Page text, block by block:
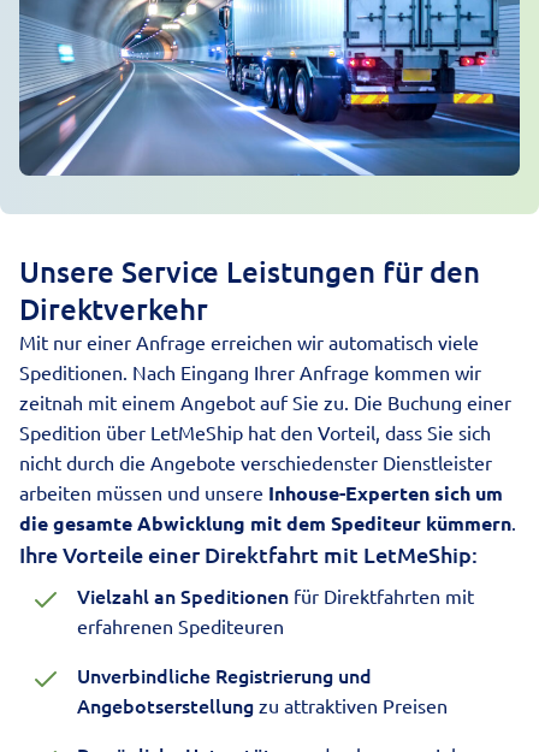
Unsere Service Leistungen für den
Direktverkehr
Mit nur einer Anfrage erreichen wir automatisch viele
Speditionen. Nach Eingang Ihrer Anfrage kommen wir
zeitnah mit einem Angebot auf Sie zu. Die Buchung einer
Spedition über LetMeShip hat den Vorteil, dass Sie sich
nicht durch die Angebote verschiedenster Dienstleister
arbeiten müssen und unsere Inhouse-Experten sich um
die gesamte Abwicklung mit dem Spediteur kümmern.
Ihre Vorteile einer Direktfahrt mit LetMeShip:
Vielzahl an Speditionen für Direktfahrten mit
erfahrenen Spediteuren
Unverbindliche Registrierung und
Angebotserstellung zu attraktiven Preisen